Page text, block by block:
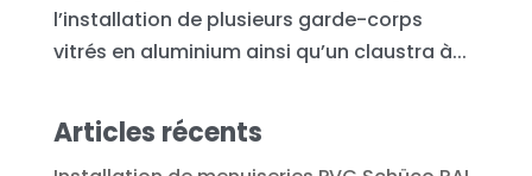
l’installation de plusieurs garde-corps
vitrés en aluminium ainsi qu’un claustra à...
Articles récents